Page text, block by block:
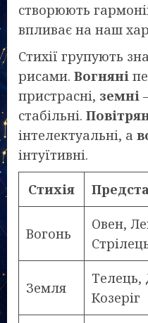
створюють
впливає на наш
Стихії групують
рисами. Вогняні
пристрасні, земні
стабільні.
інтелектуальні, а
інтуїтивні.
Стихія
Вогонь
Овен,
Земля
Телець,
Козеріг